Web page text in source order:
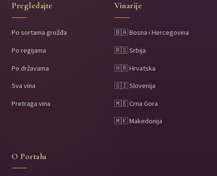
Pregledajte
Po sortama grožđa
Po regijama
Po državama
Sva vina
Pretraga vina
Vinarije
🇧🇦 Bosna i Hercegovina
🇷🇸 Srbija
🇭🇷 Hrvatska
🇸🇮 Slovenija
🇲🇪 Crna Gora
🇲🇰 Makedonija
O Portalu